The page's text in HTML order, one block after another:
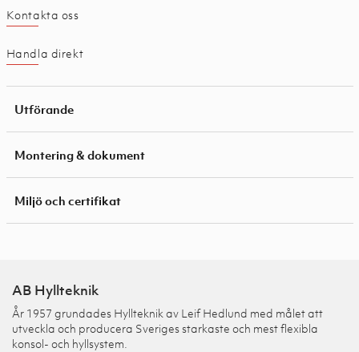
Kontakta oss
Handla direkt
Utförande
Montering & dokument
Miljö och certifikat
AB Hyllteknik
År 1957 grundades Hyllteknik av Leif Hedlund med målet att
utveckla och producera Sveriges starkaste och mest flexibla
konsol- och hyllsystem.